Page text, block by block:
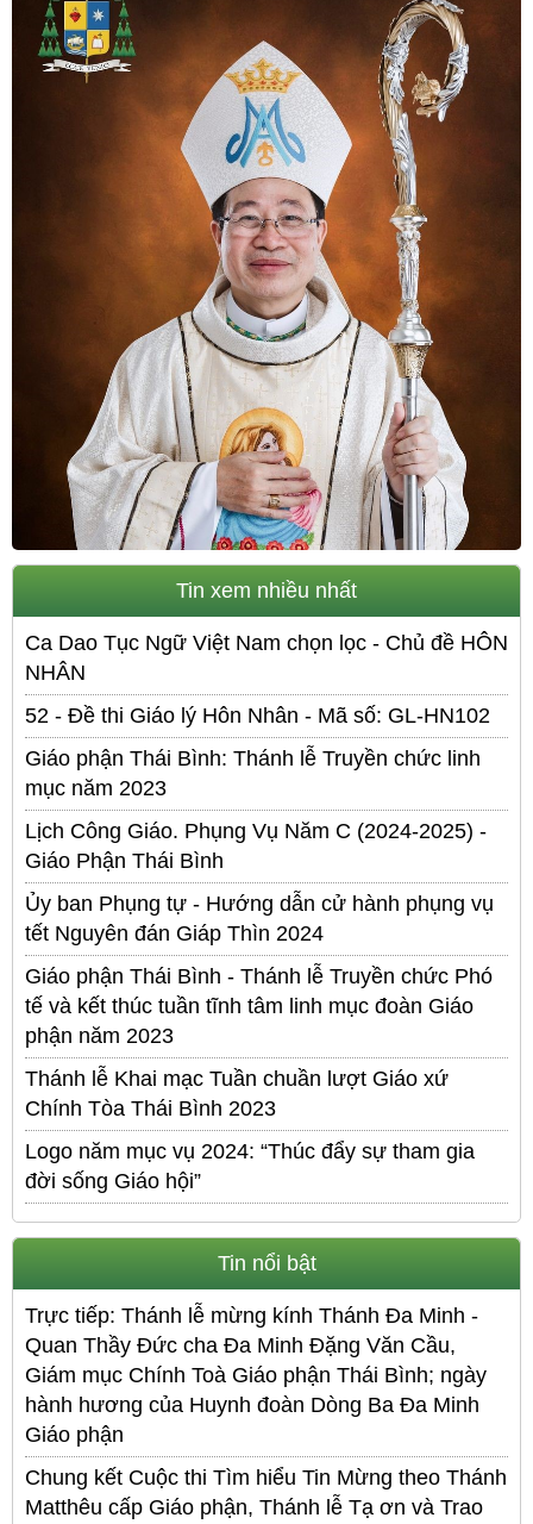
Tin xem nhiều nhất
Ca Dao Tục Ngữ Việt Nam chọn lọc - Chủ đề HÔN
NHÂN
52 - Đề thi Giáo lý Hôn Nhân - Mã số: GL-HN102
Giáo phận Thái Bình: Thánh lễ Truyền chức linh
mục năm 2023
Lịch Công Giáo. Phụng Vụ Năm C (2024-2025) -
Giáo Phận Thái Bình
Ủy ban Phụng tự - Hướng dẫn cử hành phụng vụ
tết Nguyên đán Giáp Thìn 2024
Giáo phận Thái Bình - Thánh lễ Truyền chức Phó
tế và kết thúc tuần tĩnh tâm linh mục đoàn Giáo
phận năm 2023
Thánh lễ Khai mạc Tuần chuần lượt Giáo xứ
Chính Tòa Thái Bình 2023
Logo năm mục vụ 2024: “Thúc đẩy sự tham gia
đời sống Giáo hội”
Tin nổi bật
Trực tiếp: Thánh lễ mừng kính Thánh Đa Minh -
Quan Thầy Đức cha Đa Minh Đặng Văn Cầu,
Giám mục Chính Toà Giáo phận Thái Bình; ngày
hành hương của Huynh đoàn Dòng Ba Đa Minh
Giáo phận
Chung kết Cuộc thi Tìm hiểu Tin Mừng theo Thánh
Matthêu cấp Giáo phận, Thánh lễ Tạ ơn và Trao